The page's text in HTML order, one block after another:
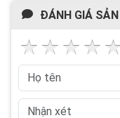
ĐÁNH GIÁ